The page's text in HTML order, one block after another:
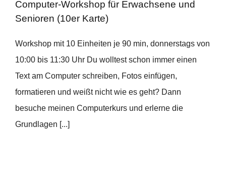
Computer-Workshop für Erwachsene und
Senioren (10er Karte)
Workshop mit 10 Einheiten je 90 min, donnerstags von
10:00 bis 11:30 Uhr Du wolltest schon immer einen
Text am Computer schreiben, Fotos einfügen,
formatieren und weißt nicht wie es geht? Dann
besuche meinen Computerkurs und erlerne die
Grundlagen [...]